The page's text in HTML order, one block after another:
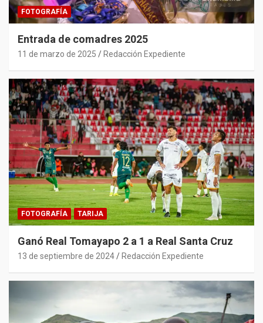
FOTOGRAFÍA
Entrada de comadres 2025
11 de marzo de 2025 Redacción Expediente
FOTOGRAFÍA TARIJA
Ganó Real Tomayapo 2 a 1 a Real Santa Cruz
13 de septiembre de 2024 Redacción Expediente